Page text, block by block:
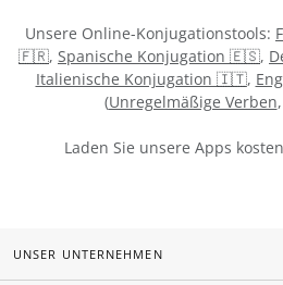
Unsere Online-Konjugationstools:
🇫🇷, Spanische Konjugation 🇪🇸,
Italienische Konjugation 🇮🇹,
(Unregelmäßige Verben,
Laden Sie unsere Apps
UNSER UNTERNEHMEN